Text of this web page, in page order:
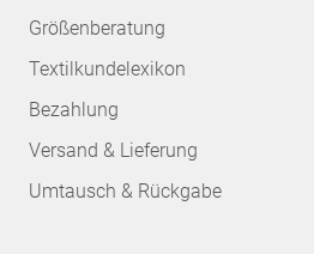
Größenberatung
Textilkundelexikon
Bezahlung
Versand & Lieferung
Umtausch & Rückgabe